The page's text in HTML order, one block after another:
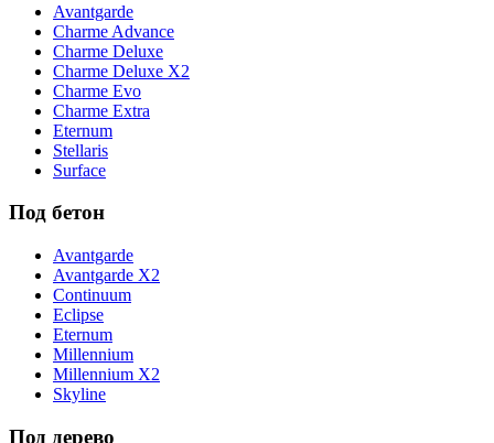
Avantgarde
Charme Advance
Charme Deluxe
Charme Deluxe X2
Charme Evo
Charme Extra
Eternum
Stellaris
Surface
Под бетон
Avantgarde
Avantgarde X2
Continuum
Eclipse
Eternum
Millennium
Millennium X2
Skyline
Под дерево